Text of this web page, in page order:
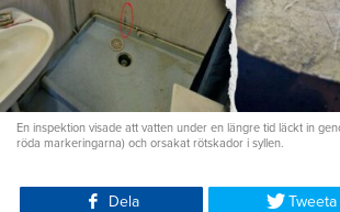
En inspektion visade att vatten under en längre tid läckt in
röda markeringarna) och orsakat rötskador i syllen.
Dela Tweeta